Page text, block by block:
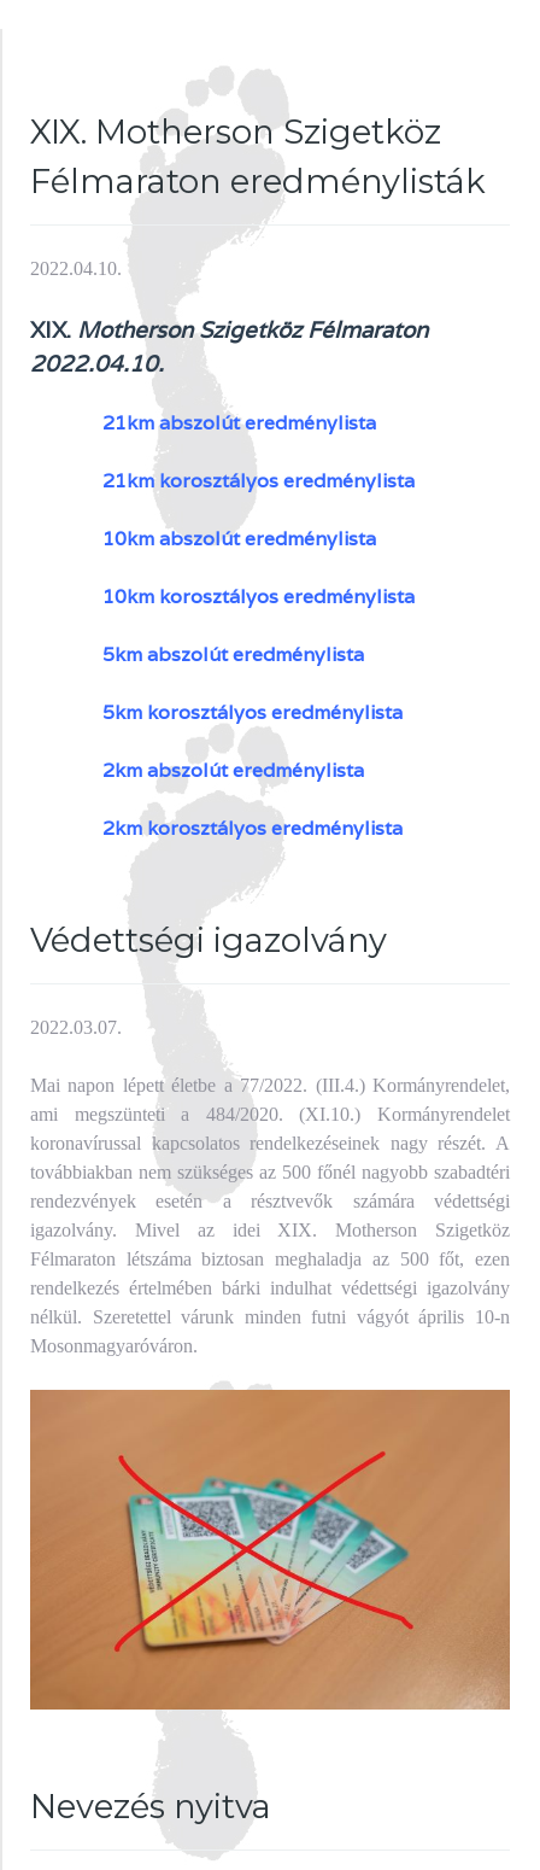
XIX. Motherson Szigetköz
Félmaraton eredménylisták
2022.04.10.
XIX. Motherson Szigetköz Félmaraton
2022.04.10.
21km abszolút eredménylista
21km korosztályos eredménylista
10km abszolút eredménylista
10km korosztályos eredménylista
5km abszolút eredménylista
5km korosztályos eredménylista
2km abszolút eredménylista
2km korosztályos eredménylista
Védettségi igazolvány
2022.03.07.
Mai napon lépett életbe a 77/2022. (III.4.) Kormányrendelet,
ami megszünteti a 484/2020. (XI.10.) Kormányrendelet
koronavírussal kapcsolatos rendelkezéseinek nagy részét. A
továbbiakban nem szükséges az 500 főnél nagyobb szabadtéri
rendezvények esetén a résztvevők számára védettségi
igazolvány. Mivel az idei XIX. Motherson Szigetköz
Félmaraton létszáma biztosan meghaladja az 500 főt, ezen
rendelkezés értelmében bárki indulhat védettségi igazolvány
nélkül. Szeretettel várunk minden futni vágyót április 10-n
Mosonmagyaróváron.
Nevezés nyitva